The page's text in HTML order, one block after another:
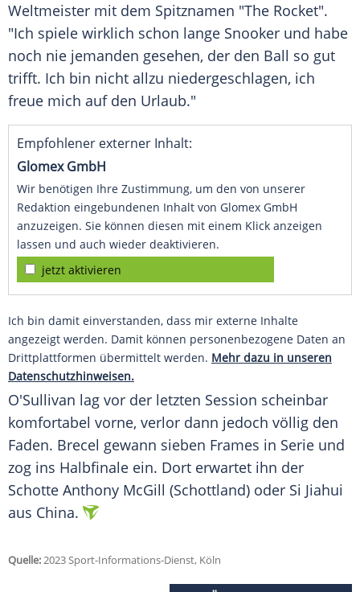
Weltmeister mit dem Spitznamen "The Rocket".
"Ich spiele wirklich schon lange Snooker und habe
noch nie jemanden gesehen, der den Ball so gut
trifft. Ich bin nicht allzu niedergeschlagen, ich
freue mich auf den Urlaub."
Empfohlener externer Inhalt:
Glomex GmbH
Wir benötigen Ihre Zustimmung, um den von unserer
Redaktion eingebundenen Inhalt von Glomex GmbH
anzuzeigen. Sie können diesen mit einem Klick anzeigen
lassen und auch wieder deaktivieren.
jetzt aktivieren
Ich bin damit einverstanden, dass mir externe Inhalte
angezeigt werden. Damit können personenbezogene Daten an
Drittplattformen übermittelt werden. Mehr dazu in unseren
Datenschutzhinweisen.
O'Sullivan lag vor der letzten Session scheinbar
komfortabel vorne, verlor dann jedoch völlig den
Faden. Brecel gewann sieben Frames in Serie und
zog ins Halbfinale ein. Dort erwartet ihn der
Schotte Anthony McGill (Schottland) oder Si Jiahui
aus China.
Quelle:2023 Sport-Informations-Dienst, Köln